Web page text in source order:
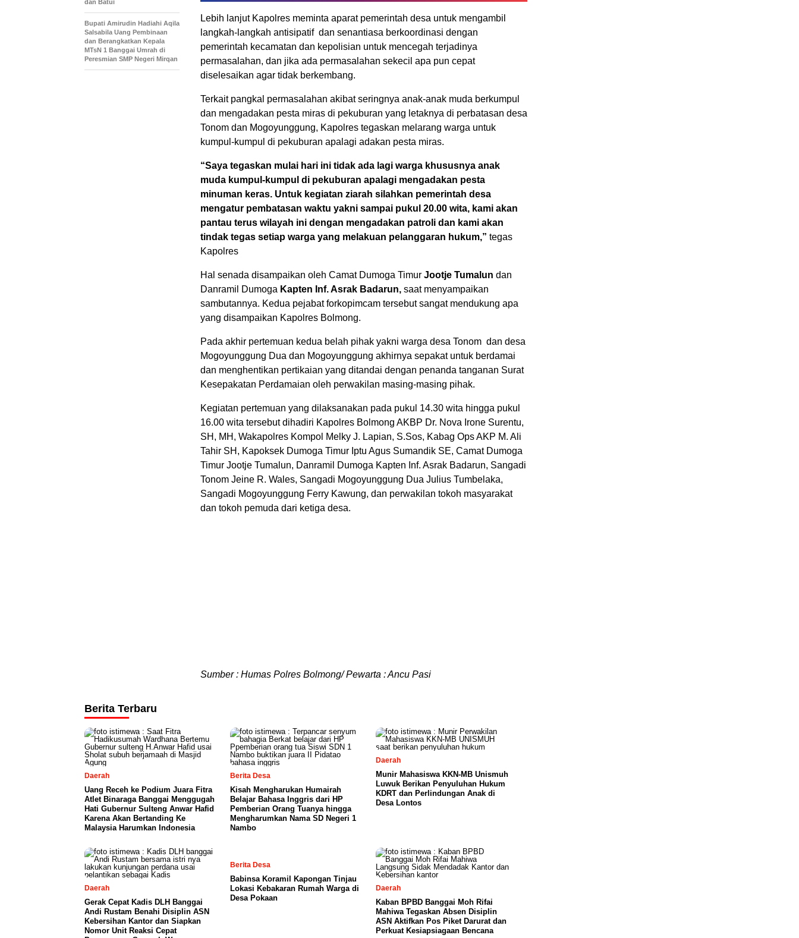
Lebih lanjut Kapolres meminta aparat pemerintah desa untuk mengambil
langkah-langkah antisipatif dan senantiasa berkoordinasi dengan
pemerintah kecamatan dan kepolisian untuk mencegah terjadinya
permasalahan, dan jika ada permasalahan sekecil apa pun cepat
diselesaikan agar tidak berkembang.
Terkait pangkal permasalahan akibat seringnya anak-anak muda berkumpul
dan mengadakan pesta miras di pekuburan yang letaknya di perbatasan desa
Tonom dan Mogoyunggung, Kapolres tegaskan melarang warga untuk
kumpul-kumpul di pekuburan apalagi adakan pesta miras.
“Saya tegaskan mulai hari ini tidak ada lagi warga khususnya anak
muda kumpul-kumpul di pekuburan apalagi mengadakan pesta
minuman keras. Untuk kegiatan ziarah silahkan pemerintah desa
mengatur pembatasan waktu yakni sampai pukul 20.00 wita, kami akan
pantau terus wilayah ini dengan mengadakan patroli dan kami akan
tindak tegas setiap warga yang melakuan pelanggaran hukum,” tegas
Kapolres
Hal senada disampaikan oleh Camat Dumoga Timur Jootje Tumalun dan
Danramil Dumoga Kapten Inf. Asrak Badarun, saat menyampaikan
sambutannya. Kedua pejabat forkopimcam tersebut sangat mendukung apa
yang disampaikan Kapolres Bolmong.
Pada akhir pertemuan kedua belah pihak yakni warga desa Tonom dan desa
Mogoyunggung Dua dan Mogoyunggung akhirnya sepakat untuk berdamai
dan menghentikan pertikaian yang ditandai dengan penanda tanganan Surat
Kesepakatan Perdamaian oleh perwakilan masing-masing pihak.
Kegiatan pertemuan yang dilaksanakan pada pukul 14.30 wita hingga pukul
16.00 wita tersebut dihadiri Kapolres Bolmong AKBP Dr. Nova Irone Surentu,
SH, MH, Wakapolres Kompol Melky J. Lapian, S.Sos, Kabag Ops AKP M. Ali
Tahir SH, Kapoksek Dumoga Timur Iptu Agus Sumandik SE, Camat Dumoga
Timur Jootje Tumalun, Danramil Dumoga Kapten Inf. Asrak Badarun, Sangadi
Tonom Jeine R. Wales, Sangadi Mogoyunggung Dua Julius Tumbelaka,
Sangadi Mogoyunggung Ferry Kawung, dan perwakilan tokoh masyarakat
dan tokoh pemuda dari ketiga desa.
Sumber : Humas Polres Bolmong/ Pewarta : Ancu Pasi
dan Batui
Bupati Amirudin Hadiahi Aqila
Salsabila Uang Pembinaan
dan Berangkatkan Kepala
MTsN 1 Banggai Umrah di
Peresmian SMP Negeri Mirqan
Berita Terbaru
Daerah
Uang Receh ke Podium Juara Fitra
Atlet Binaraga Banggai Menggugah
Hati Gubernur Sulteng Anwar Hafid
Karena Akan Bertanding Ke
Malaysia Harumkan Indonesia
Berita Desa
Kisah Mengharukan Humairah
Belajar Bahasa Inggris dari HP
Pemberian Orang Tuanya hingga
Mengharumkan Nama SD Negeri 1
Nambo
Daerah
Munir Mahasiswa KKN-MB Unismuh
Luwuk Berikan Penyuluhan Hukum
KDRT dan Perlindungan Anak di
Desa Lontos
Daerah
Gerak Cepat Kadis DLH Banggai
Andi Rustam Benahi Disiplin ASN
Kebersihan Kantor dan Siapkan
Nomor Unit Reaksi Cepat
Berita Desa
Babinsa Koramil Kapongan Tinjau
Lokasi Kebakaran Rumah Warga di
Desa Pokaan
Daerah
Kaban BPBD Banggai Moh Rifai
Mahiwa Tegaskan Absen Disiplin
ASN Aktifkan Pos Piket Darurat dan
Perkuat Kesiapsiagaan Bencana